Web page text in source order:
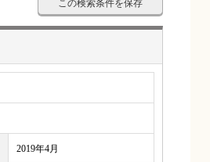
この検索条件を保存
2019年4月